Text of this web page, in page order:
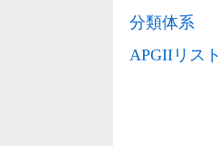
分類体系
APGIIリスト